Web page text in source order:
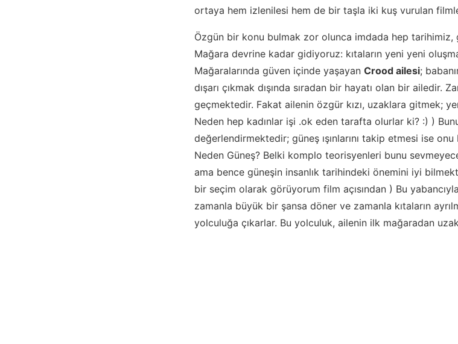
ortaya hem izlenilesi hem de bir taşla iki kuş vurulan
Özgün bir konu bulmak zor olunca imdada hep tarihimiz,
Mağara devrine kadar gidiyoruz: kıtaların yeni yeni
Mağaralarında güven içinde yaşayan Crood ailesi;
dışarı çıkmak dışında sıradan bir hayatı olan bir ailedir.
geçmektedir. Fakat ailenin özgür kızı, uzaklara gitmek;
Neden hep kadınlar işi .ok eden tarafta olurlar ki? :) )
değerlendirmektedir; güneş ışınlarını takip etmesi ise
Neden Güneş? Belki komplo teorisyenleri bunu
ama bence güneşin insanlık tarihindeki önemini iyi
bir seçim olarak görüyorum film açısından ) Bu yabancıyla
zamanla büyük bir şansa döner ve zamanla kıtaların
yolculuğa çıkarlar. Bu yolculuk, ailenin ilk mağaradan